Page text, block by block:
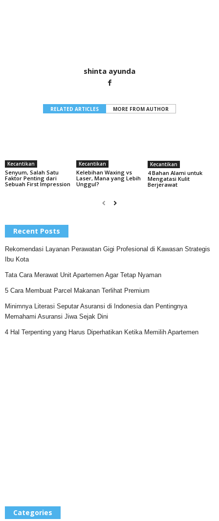
shinta ayunda
RELATED ARTICLES MORE FROM AUTHOR
Kecantikan
Senyum, Salah Satu
Faktor Penting dari
Sebuah First Impression
Kecantikan
Kelebihan Waxing vs
Laser, Mana yang Lebih
Unggul?
Kecantikan
4 Bahan Alami untuk
Mengatasi Kulit
Berjerawat
Recent Posts
Rekomendasi Layanan Perawatan Gigi Profesional di Kawasan Strategis
Ibu Kota
Tata Cara Merawat Unit Apartemen Agar Tetap Nyaman
5 Cara Membuat Parcel Makanan Terlihat Premium
Minimnya Literasi Seputar Asuransi di Indonesia dan Pentingnya
Memahami Asuransi Jiwa Sejak Dini
4 Hal Terpenting yang Harus Diperhatikan Ketika Memilih Apartemen
Categories